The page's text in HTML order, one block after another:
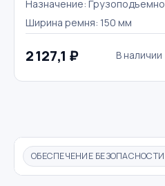
Назначение:
Ширина ремня: 150 мм
2 127,1 ₽ В наличии
ОБЕСПЕЧЕНИЕ БЕЗОПАСНОСТИ